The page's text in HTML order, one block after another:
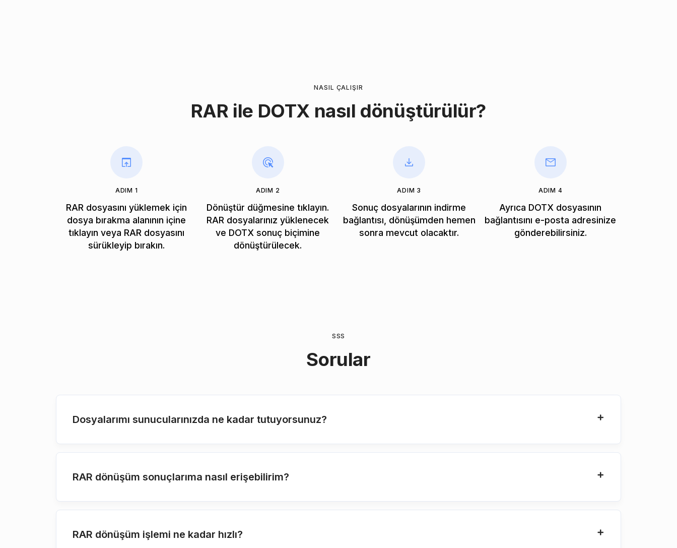
NASIL ÇALIŞIR
RAR ile DOTX nasıl dönüştürülür?
ADIM 1
RAR dosyasını yüklemek için
dosya bırakma alanının içine
tıklayın veya RAR dosyasını
sürükleyip bırakın.
ADIM 2
Dönüştür düğmesine tıklayın.
RAR dosyalarınız yüklenecek
ve DOTX sonuç biçimine
dönüştürülecek.
ADIM 3
Sonuç dosyalarının indirme
bağlantısı, dönüşümden hemen
sonra mevcut olacaktır.
ADIM 4
Ayrıca DOTX dosyasının
bağlantısını e-posta adresinize
gönderebilirsiniz.
SSS
Sorular
Dosyalarımı sunucularınızda ne kadar tutuyorsunuz?
RAR dönüşüm sonuçlarıma nasıl erişebilirim?
RAR dönüşüm işlemi ne kadar hızlı?